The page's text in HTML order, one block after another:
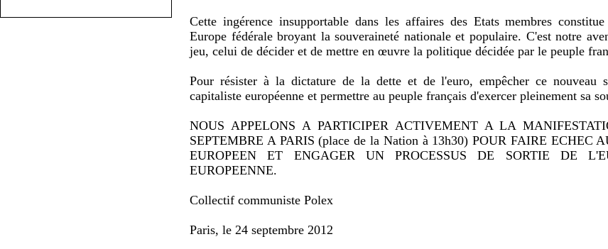
Cette ingérence insupportable dans les affaires des Etats membres
Europe fédérale broyant la souveraineté nationale et populaire. C'est notre
jeu, celui de décider et de mettre en œuvre la politique décidée par le peuple
Pour résister à la dictature de la dette et de l'euro, empêcher ce nouveau
capitaliste européenne et permettre au peuple français d'exercer pleinement sa
NOUS APPELONS A PARTICIPER ACTIVEMENT A LA
SEPTEMBRE A PARIS (place de la Nation à 13h30) POUR FAIRE ECHEC
EUROPEEN ET ENGAGER UN PROCESSUS DE SORTIE DE
EUROPEENNE.
Collectif communiste Polex
Paris, le 24 septembre 2012